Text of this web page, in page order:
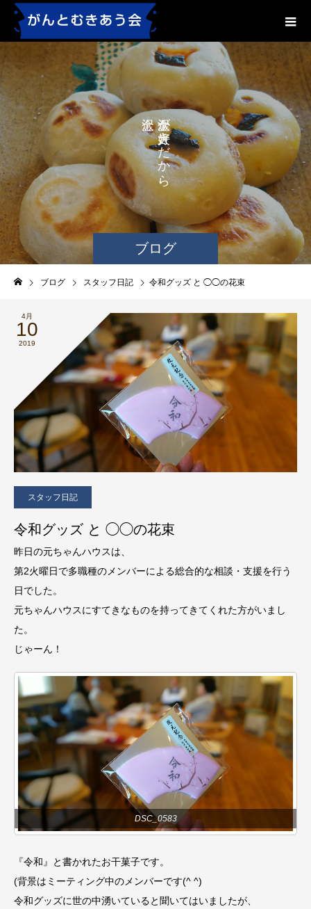
ブログ
が
き
だ
か
ら
、
が
き
な
に
ブログ スタッフ日記 令和グッズ と ◯◯の花束
4月
10
2019
スタッフ日記
令和グッズ と ◯◯の花束
昨日の元ちゃんハウスは、
第2火曜日で多職種のメンバーによる総合的な相談・支援を行う
日でした。
元ちゃんハウスにすてきなものを持ってきてくれた方がいまし
た。
じゃーん！
DSC_0583
『令和』と書かれたお干菓子です。
(背景はミーティング中のメンバーです(^ ^)
令和グッズに世の中湧いていると聞いてはいましたが、